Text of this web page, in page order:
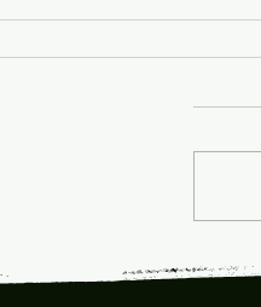
40 שנה במדבר — על
המסע, על טונה, ועל הנפש